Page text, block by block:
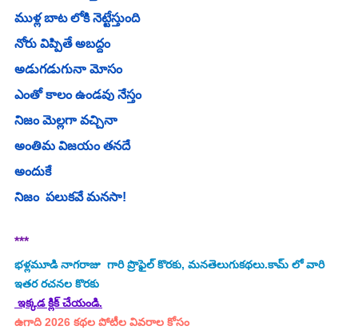
ముళ్ల బాట లోకి నెట్టేస్తుంది
నోరు విప్పితే అబద్దం
అడుగడుగునా మోసం
ఎంతో కాలం ఉండవు నేస్తం
నిజం మెల్లగా వచ్చినా
అంతిమ విజయం తనదే
అందుకే
నిజం  పలుకవే మనసా!
***
భళ్లమూడి నాగరాజు  గారి ప్రొఫైల్ కొరకు, మనతెలుగుకథలు.కామ్ లో వారి
ఇతర రచనల కొరకు
ఇక్కడ క్లిక్ చేయండి.
ఉగాది 2026 కథల పోటీల వివరాల కోసం